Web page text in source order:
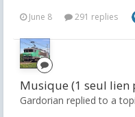
June 8 291 replies
Musique (1 seul lien
Gardorian replied to a